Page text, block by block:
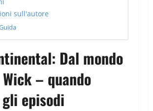
sull'autore
Dal mondo
– quando
episodi